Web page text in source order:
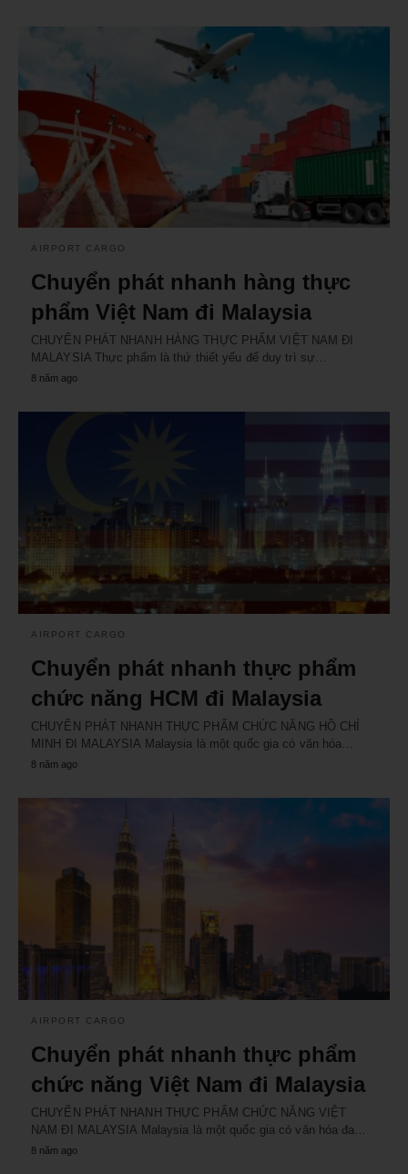
AIRPORT CARGO
Chuyển phát nhanh hàng thực
phẩm Việt Nam đi Malaysia
CHUYỂN PHÁT NHANH HÀNG THỰC PHẨM VIỆT NAM ĐI
MALAYSIA Thực phẩm là thứ thiết yếu để duy trì sự…
8 năm ago
AIRPORT CARGO
Chuyển phát nhanh thực phẩm
chức năng HCM đi Malaysia
CHUYỂN PHÁT NHANH THỰC PHẨM CHỨC NĂNG HỒ CHÍ
MINH ĐI MALAYSIA Malaysia là một quốc gia có văn hóa…
8 năm ago
AIRPORT CARGO
Chuyển phát nhanh thực phẩm
chức năng Việt Nam đi Malaysia
CHUYỂN PHÁT NHANH THỰC PHẨM CHỨC NĂNG VIỆT
NAM ĐI MALAYSIA Malaysia là một quốc gia có văn hóa đa…
8 năm ago